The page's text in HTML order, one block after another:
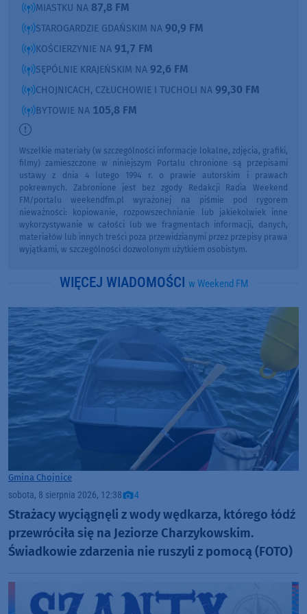
MIASTKU NA 87,8 FM
STAROGARDZIE GDAŃSKIM NA 90,9 FM
KOŚCIERZYNIE NA 91,7 FM
SĘPÓLNIE KRAJEŃSKIM NA 92,6 FM
CHOJNICACH, CZŁUCHOWIE I TUCHOLI NA 99,30 FM
BYTOWIE NA 105,8 FM
Wszelkie materiały (w szczególności informacje lokalne, zdjęcia, grafiki,
filmy) zamieszczone w niniejszym Portalu chronione są przepisami
ustawy z dnia 4 lutego 1994 r. o prawie autorskim i prawach
pokrewnych. Zabronione jest bez zgody Redakcji Radia Weekend
FM/portalu weekendfm.pl wyrażonej na piśmie pod rygorem
nieważności: kopiowanie, rozpowszechnianie lub jakiekolwiek inne
wykorzystywanie w całości lub we fragmentach informacji, danych,
materiałów lub innych treści poza przewidzianymi przez przepisy prawa
wyjątkami, w szczególności dozwolonym użytkiem osobistym.
WIĘCEJ WIADOMOŚCI w Weekend FM
Gmina Chojnice
sobota, 8 sierpnia 2026, 12:38 4
Strażacy wyciągnęli z wody wędkarza, którego łódź
przewróciła się na Jeziorze Charzykowskim.
Świadkowie zdarzenia nie ruszyli z pomocą (FOTO)